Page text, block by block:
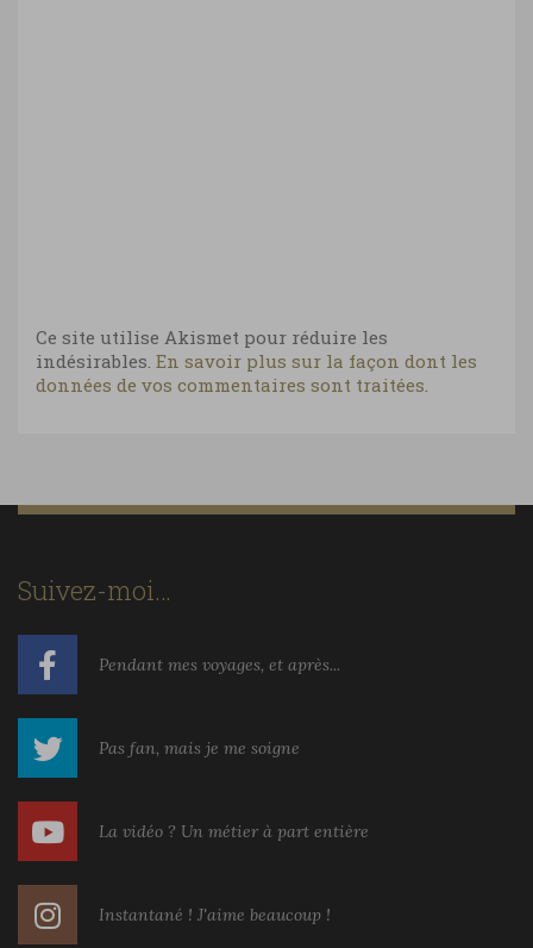
Ce site utilise Akismet pour réduire les
indésirables. En savoir plus sur la façon dont les
données de vos commentaires sont traitées
Suivez-moi…
Pendant mes voyages, et après...
Pas fan, mais je me soigne
La vidéo ? Un métier à part entière
Instantané ! J'aime beaucoup !